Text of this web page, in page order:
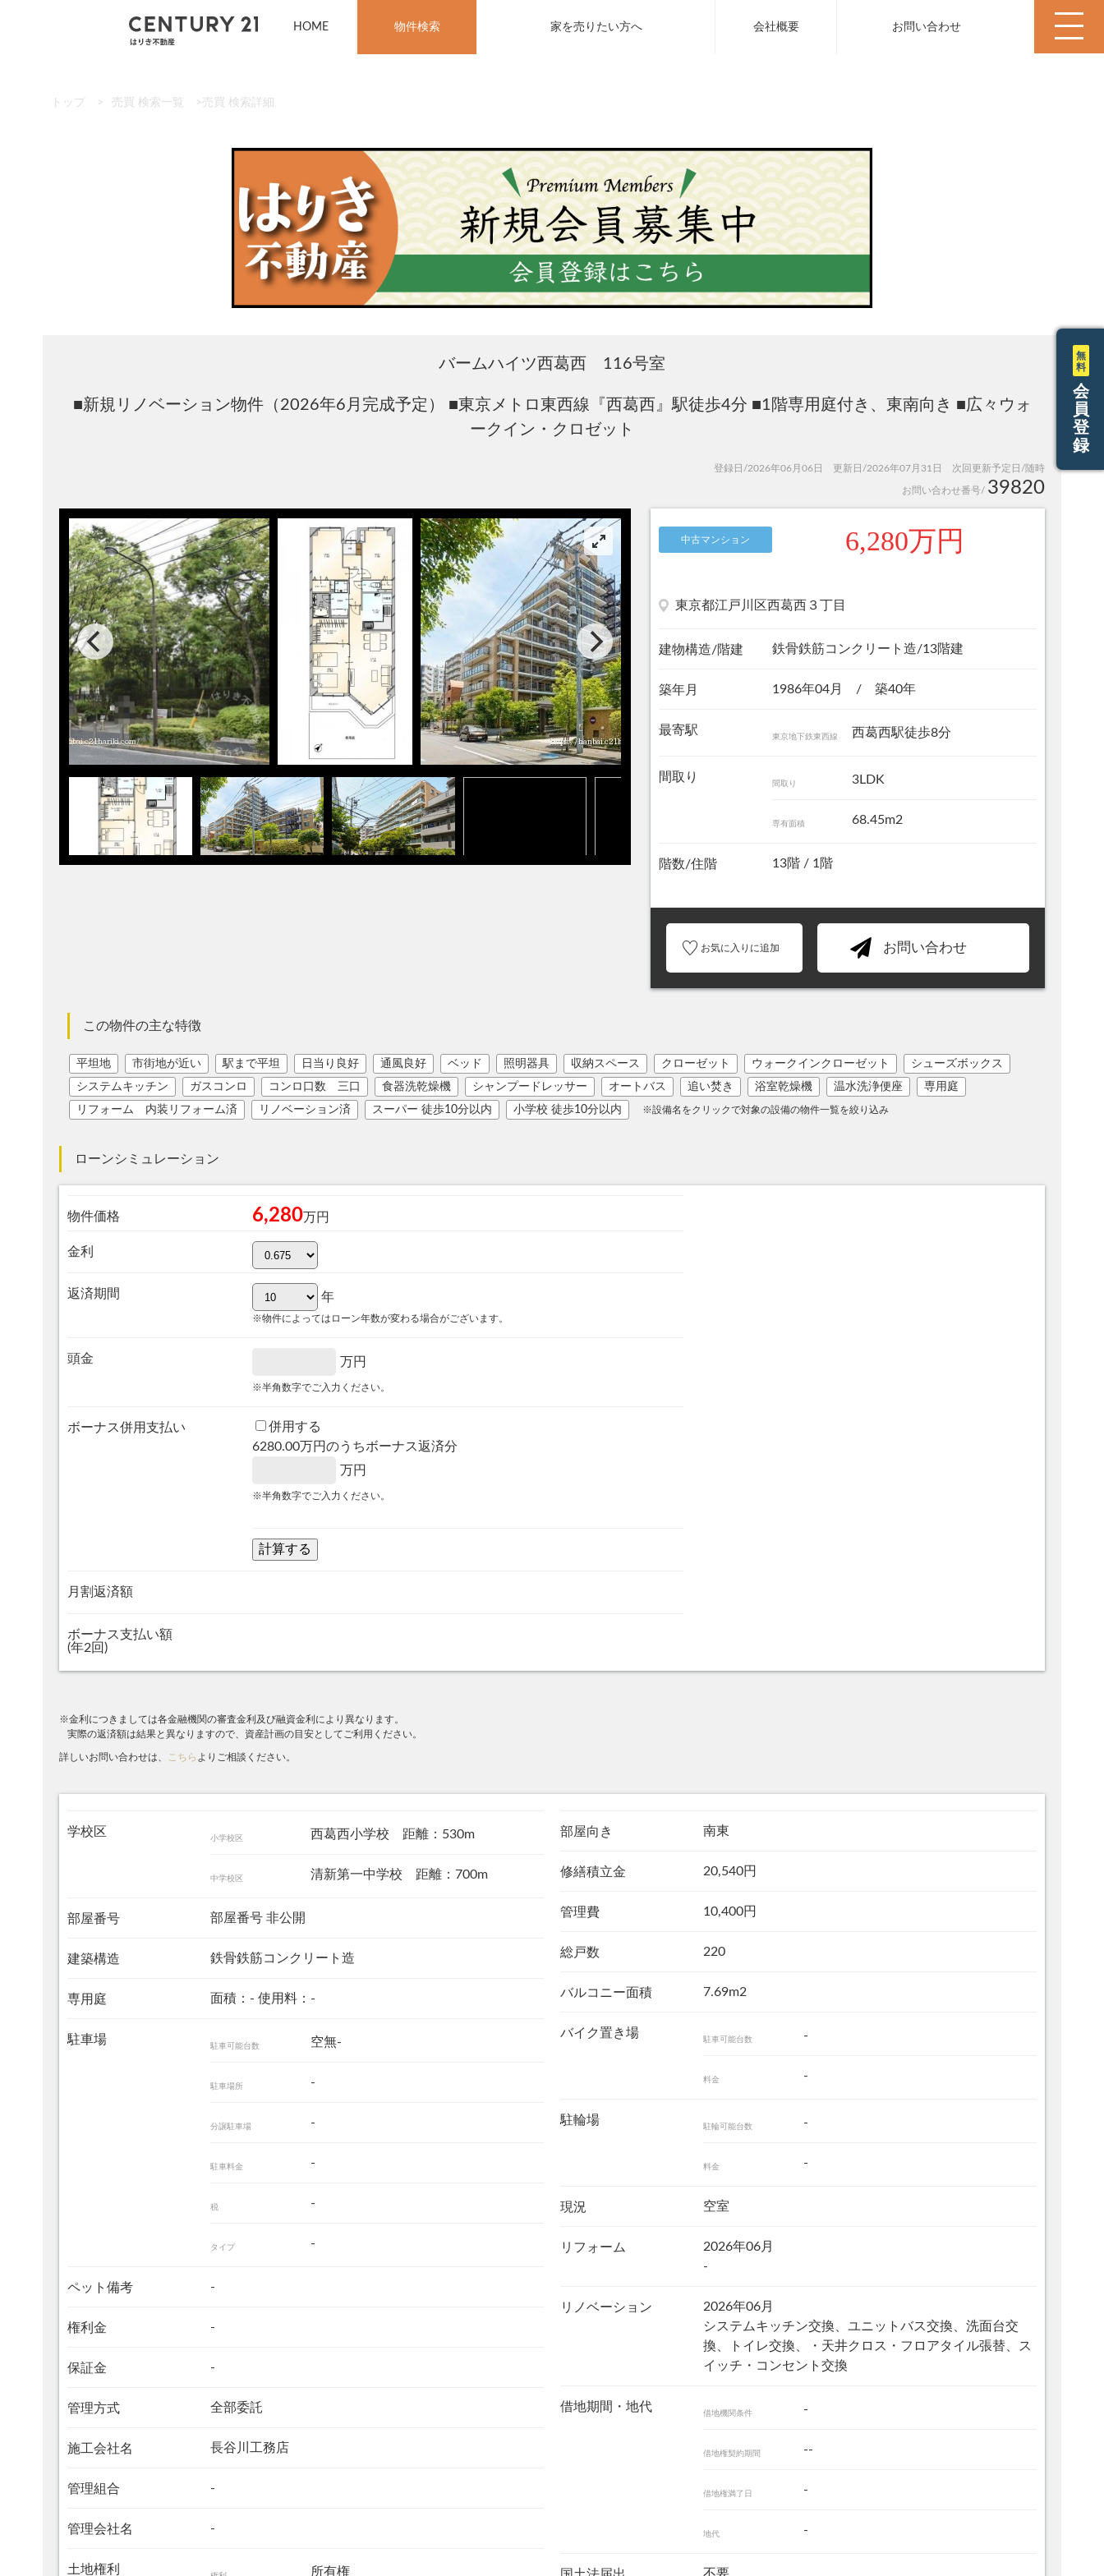
無
料
会
員
登
録
HOME 物件検索 家を売りたい方へ 会社概要 お問い合わせ
トップ > 売買 検索一覧 >売買 検索詳細
バームハイツ西葛西 116号室
■新規リノベーション物件（2026年6月完成予定） ■東京メトロ東西線『西葛西』駅徒歩4分 ■1階専用庭付き、東南向き ■広々ウォ
ークイン・クロゼット
登録日/2026年06月06日 更新日/2026年07月31日 次回更新予定日/随時
お問い合わせ番号/ 39820
中古マンション 6,280万円
東京都江戸川区西葛西３丁目
建物構造/階建 鉄骨鉄筋コンクリート造/13階建
築年月 1986年04月 / 築40年
最寄駅 東京地下鉄東西線 西葛西駅徒歩8分
間取り 間取り 3LDK
専有面積 68.45m2
階数/住階 13階 / 1階
お気に入りに追加 お問い合わせ
この物件の主な特徴
平坦地 市街地が近い 駅まで平坦 日当り良好 通風良好 ベッド 照明器具 収納スペース クローゼット ウォークインクローゼット
シューズボックス
システムキッチン
ガスコンロ コンロ口数 三口 食器洗乾燥機 シャンプードレッサー オートバス 追い焚き 浴室乾燥機 温水洗浄便座
専用庭
リフォーム 内装リフォーム済
リノベーション済 スーパー 徒歩10分以内 小学校 徒歩10分以内 ※設備名をクリックで対象の設備の物件一覧を絞り込み
ローンシミュレーション
物件価格 6,280万円
金利
返済期間 年
※物件によってはローン年数が変わる場合がございます。
頭金 万円
※半角数字でご入力ください。
ボーナス併用支払い
併用する
6280.00万円のうちボーナス返済分
万円
※半角数字でご入力ください。
月割返済額
ボーナス支払い額
(年2回)
※金利につきましては各金融機関の審査金利及び融資金利により異なります。
実際の返済額は結果と異なりますので、資産計画の目安としてご利用ください。
詳しいお問い合わせは、 こちら よりご相談ください。
学校区 小学校区 西葛西小学校 距離：530m
中学校区 清新第一中学校 距離：700m
部屋番号 部屋番号 非公開
建築構造 鉄骨鉄筋コンクリート造
専用庭 面積：- 使用料：-
駐車場 駐車可能台数 空無-
駐車場所 -
分譲駐車場 -
駐車料金 -
税 -
タイプ -
ペット備考 -
権利金 -
保証金 -
管理方式 全部委託
施工会社名 長谷川工務店
管理組合 -
管理会社名 -
土地権利 所有権
部屋向き 南東
修繕積立金 20,540円
管理費 10,400円
総戸数 220
バルコニー面積 7.69m2
バイク置き場 駐車可能台数 -
料金 -
駐輪場 駐輪可能台数 -
料金 -
現況 空室
リフォーム
2026年06月
-
リノベーション
2026年06月
システムキッチン交換、ユニットバス交換、洗面台交
換、トイレ交換、・天井クロス・フロアタイル張替、ス
イッチ・コンセント交換
借地期間・地代 借地機関条件 -
借地権契約期間 --
借地権満了日 -
地代 -